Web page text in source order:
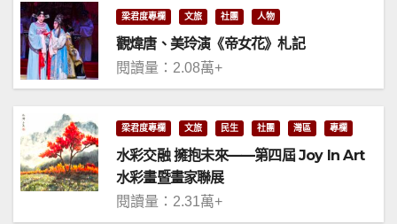
梁君度專欄 文旅 社團 人物
觀煒唐、美玲演《帝女花》札記
閱讀量：2.08萬+
梁君度專欄 文旅 民生 社團 灣區 專欄
水彩交融 擁抱未來——第四屆 Joy In Art
水彩畫暨畫家聯展
閱讀量：2.31萬+